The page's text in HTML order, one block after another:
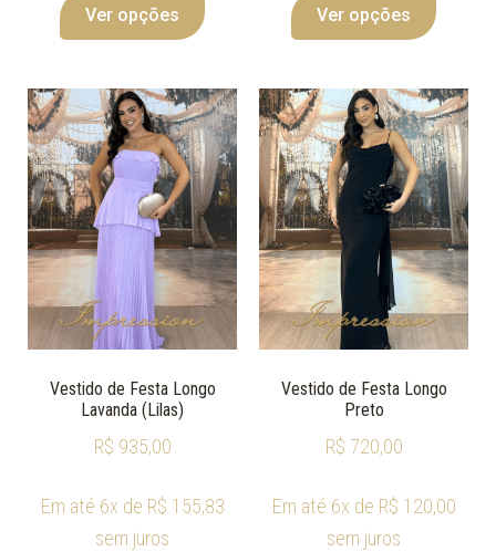
Ver opções Ver opções
Vestido de Festa Longo
Lavanda (Lilas)
R$ 935,00
Em até 6x de R$ 155,83
sem juros
Vestido de Festa Longo
Preto
R$ 720,00
Em até 6x de R$ 120,00
sem juros